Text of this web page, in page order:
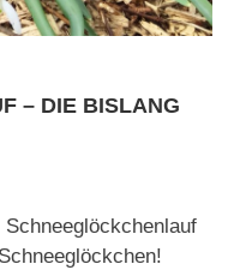
– DIE BISLANG